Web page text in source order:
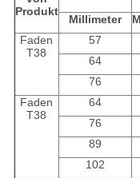
Produkt
Millimeter
Faden
T38
57
64
76
Faden
T38
64
76
89
102